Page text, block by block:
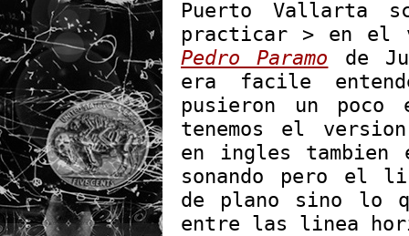
Puerto Vallarta
practicar > en el
Pedro Paramo de
era facile
pusieron un poco
tenemos el
en ingles
sonando pero el
de plano sino lo
entre las linea